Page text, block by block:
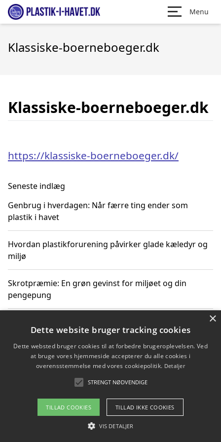
Menu
Klassiske-boerneboeger.dk
Klassiske-boerneboeger.dk
https://klassiske-boerneboeger.dk/
Seneste indlæg
Genbrug i hverdagen: Når færre ting ender som
plastik i havet
Hvordan plastikforurening påvirker glade kæledyr og
miljø
Skrotpræmie: En grøn gevinst for miljøet og din
pengepung
Hvordan blåfade med rist kan hjælpe med at reducere
plastik i havet
Spil kasinospil på et troværdigt online casino: Din
guide til sikker og sjov underholdning
Copyright 2026 - Pilanto Aps
Om / kontakt
×
Dette website bruger tracking cookies
Dette websted bruger cookies til at forbedre brugeroplevelsen. Ved
at bruge vores hjemmeside accepterer du alle cookies i
overensstemmelse med vores cookiepolitik. Detaljer
STRENGT NØDVENDIGE
TILLAD COOKIES TILLAD IKKE COOKIES
VIS DETALJER